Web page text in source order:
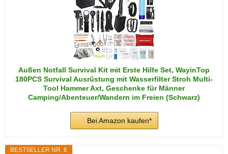
Außen Notfall Survival Kit mit Erste Hilfe Set, WayinTop
180PCS Survival Ausrüstung mit Wasserfilter Stroh Multi-
Tool Hammer Axt, Geschenke für Männer
Camping/Abenteuer/Wandern im Freien (Schwarz)
Bei Amazon kaufen*
BESTSELLER NR. 6